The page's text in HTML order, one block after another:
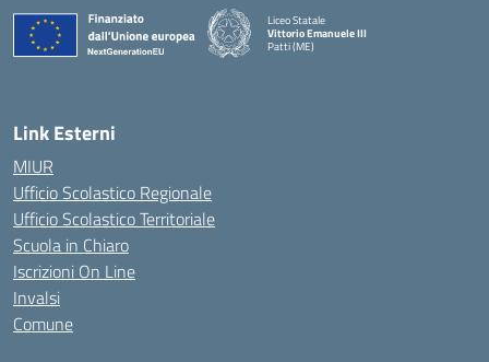
Liceo Statale
Vittorio Emanuele III
Patti (ME)
Link Esterni
MIUR
Ufficio Scolastico Regionale
Ufficio Scolastico Territoriale
Scuola in Chiaro
Iscrizioni On Line
Invalsi
Comune